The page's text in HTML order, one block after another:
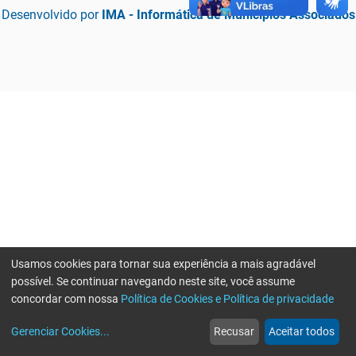
Desenvolvido por IMA - Informática de Municípios Associados
web
Notícias
more_horiz
Mais
Usamos cookies para tornar sua experiência a mais agradável
possível. Se continuar navegando neste site, você assume
concordar com nossa Política de Cookies e Política de privacidade
Gerenciar Cookies... Recusar Aceitar todos
Erro ao enviar informações, por favor tente novamente